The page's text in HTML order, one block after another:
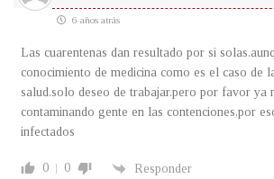
6 años atrás
Las cuarentenas dan resultado por si
conocimiento de medicina como es el caso de
salud.solo deseo de trabajar.pero por favor ya
contaminando gente en las contenciones,por
infectados
0 0 Responder